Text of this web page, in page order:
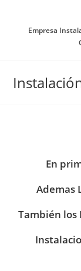
contenido
Empresa
En
Ademas
También los